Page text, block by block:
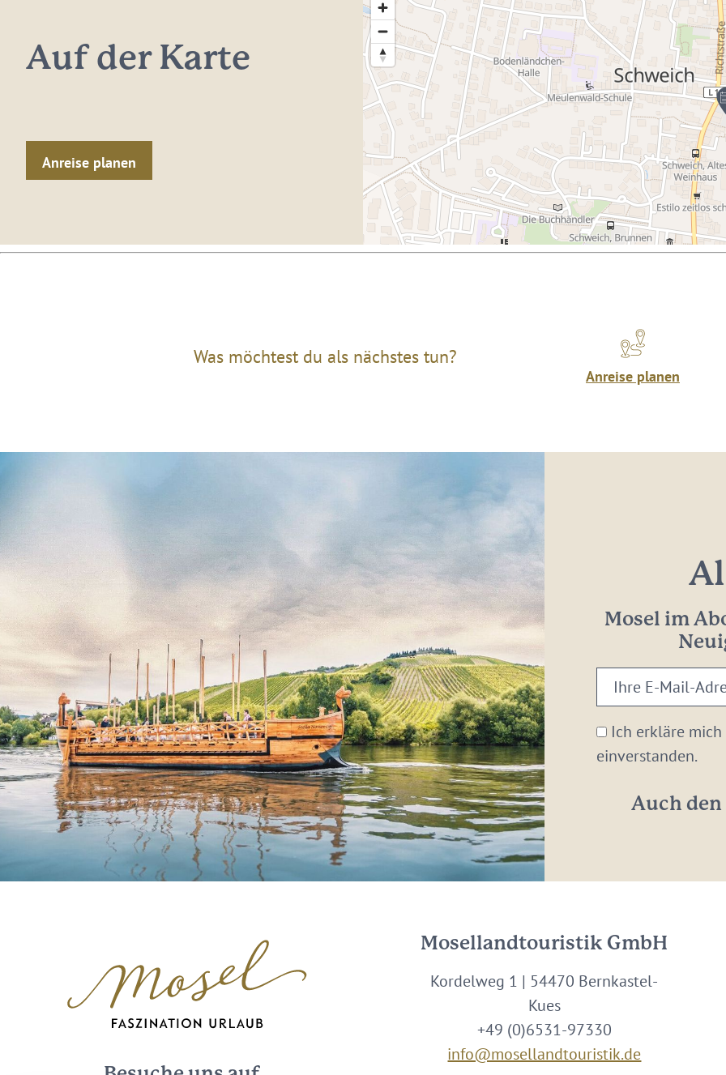
Auf der Karte
Anreise planen
Was möchtest du als nächstes tun?
Anreise planen
Mosel im
Ihre
E-
Mail-
Adresse:
Ich erkläre
einverstanden.
Auch den
Mosellandtouristik GmbH
Kordelweg 1 | 54470 Bernkastel-
Kues
+49 (0)6531-97330
info@mosellandtouristik.de